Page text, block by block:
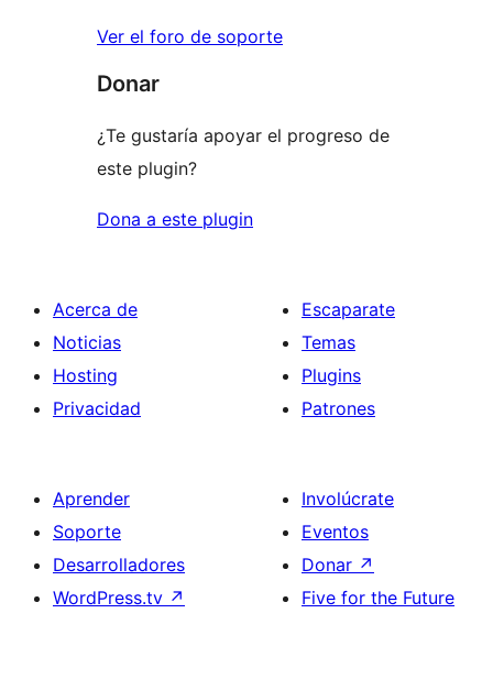
Ver el foro de soporte
Donar
¿Te gustaría apoyar el progreso de
este plugin?
Dona a este plugin
Acerca de
Noticias
Hosting
Privacidad
Escaparate
Temas
Plugins
Patrones
Aprender
Soporte
Desarrolladores
WordPress.tv ↗
Involúcrate
Eventos
Donar ↗
Five for the Future